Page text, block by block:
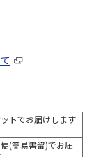
トでお届けします
(簡易書留)でお届